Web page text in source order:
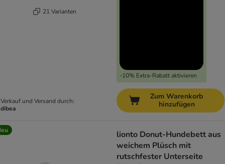
21 Varianten
Verkauf und Versand durch:
dibea
-10% Extra-Rabatt aktivieren
Zum Warenkorb
hinzufügen
lionto Donut-Hundebett aus
weichem Plüsch mit
rutschfester Unterseite